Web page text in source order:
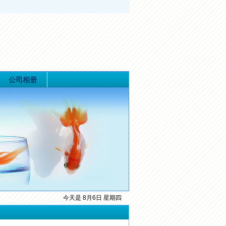
公司相册
今天是 8月6日 星期四